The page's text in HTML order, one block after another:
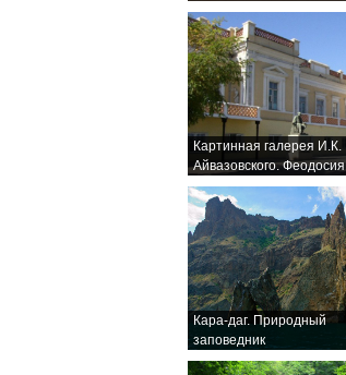
Картинная галерея И.К.
Айвазовского. Феодосия
Кара-даг. Природный
заповедник